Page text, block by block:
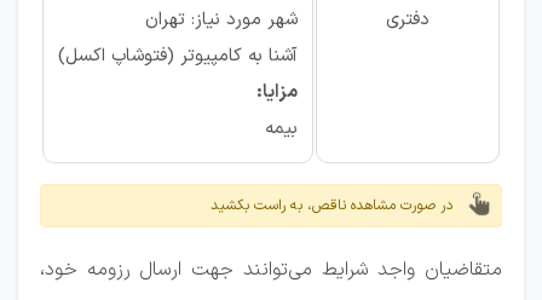
دفتری
شهر مورد نیاز: تهران
آشنا به کامپیوتر (فتوشاپ اکسل)
مزایا:
بیمه
در صورت مشاهده ناقص، به راست بکشید
متقاضیان واجد شرایط می‌توانند جهت ارسال رزومه خود،